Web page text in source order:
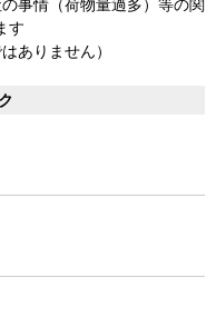
事情（荷物量過多）等の関
す
ありません）